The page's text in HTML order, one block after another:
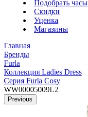
Подобрать часы
Скидки
Уценка
Магазины
Главная
Бренды
Furla
Коллекция Ladies Dress
Серия Furla Cosy
WW00005009L2
Previous